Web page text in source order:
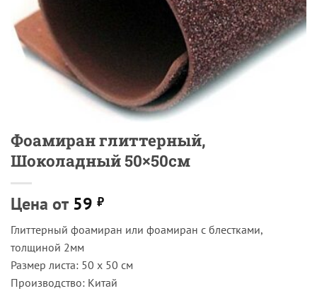
Фоамиран глиттерный,
Шоколадный 50×50см
Цена от 59 ₽
Глиттерный фоамиран или фоамиран с блестками,
толщиной 2мм
Размер листа: 50 х 50 см
Производство: Китай